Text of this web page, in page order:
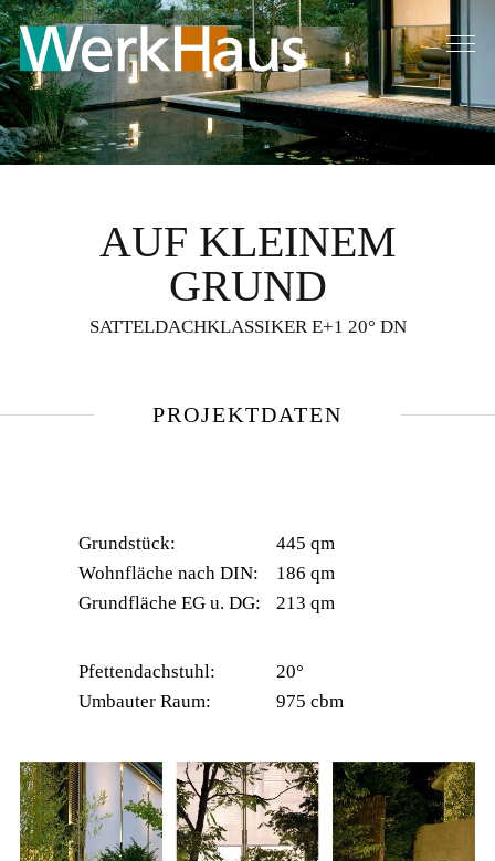
AUF KLEINEM
GRUND
SATTELDACHKLASSIKER E+1 20° DN
PROJEKTDATEN
Grundstück:
445 qm
Wohnfläche nach DIN:
186 qm
Grundfläche EG u. DG:
213 qm
Pfettendachstuhl:
20°
Umbauter Raum:
975 cbm